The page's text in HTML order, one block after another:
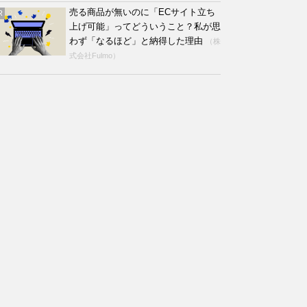
売る商品が無いのに「ECサイト立ち
上げ可能」ってどういうこと？私が思
わず「なるほど」と納得した理由
（株
式会社Fulmo）